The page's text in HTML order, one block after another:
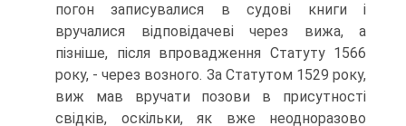
погон записувалися в судові книги і
вручалися відповідачеві через вижа, а
пізніше, після впровадження Статуту 1566
року, - через возного. За Статутом 1529 року,
виж мав вручати позови в присутності
свідків, оскільки, як вже неодноразово